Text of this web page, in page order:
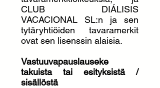
CLUB DIÁLISIS
VACACIONAL SL:n ja sen
tytäryhtiöiden tavaramerkit
ovat sen lisenssin alaisia.
Vastuuvapauslauseke
takuista tai esityksistä /
sisällöstä